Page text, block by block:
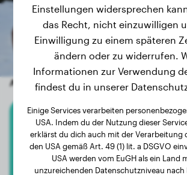
Andere zufällige Hunde
Cavalier King Charles
Ruby
Einstellungen widersprechen
das Recht, nicht einzuwilligen
Einwilligung zu einem späteren
ändern oder zu widerrufen.
Informationen zur Verwendung
findest du in unserer
Einige Services verarbeiten
USA. Indem du der Nutzung dieser
erklärst du dich auch mit der Verarbeitung
den USA gemäß Art. 49 (1) lit. a DSGVO
USA werden vom EuGH als ein Land
unzureichenden Datenschutzniveau nach